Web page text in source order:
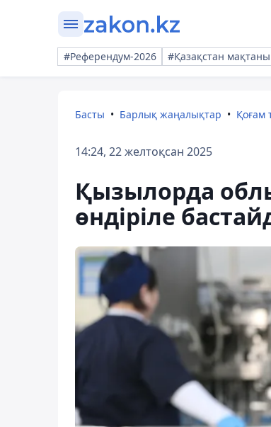
#Референдум-2026 #Қазақстан
Басты Барлық жаңалықтар Қоғам
14:24, 22 желтоқсан 2025
Қызылорда
өндіріле